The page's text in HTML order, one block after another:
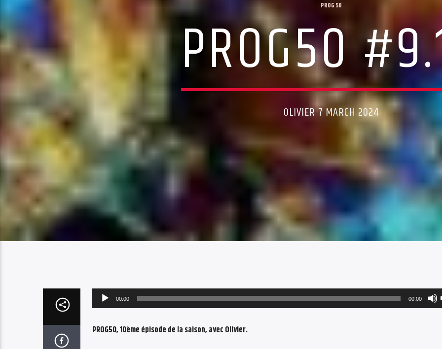
PROG 50
PROG50
OLIVIER 7 MARCH 2024
Audio
Player
00:00 00:00
PROG50, 10ème épisode de la saison, avec Olivier.